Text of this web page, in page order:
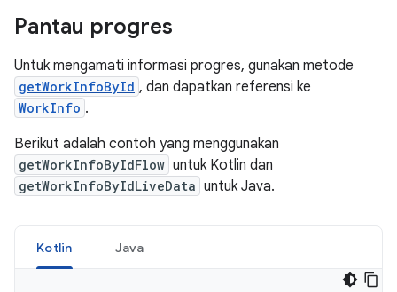
Pantau progres
Untuk mengamati informasi progres, gunakan metode
getWorkInfoById , dan dapatkan referensi ke
WorkInfo .
Berikut adalah contoh yang menggunakan
getWorkInfoByIdFlow untuk Kotlin dan
getWorkInfoByIdLiveData untuk Java.
Kotlin Java